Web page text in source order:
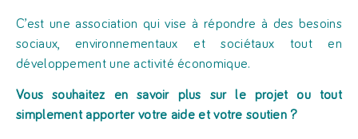
C’est une association qui vise à répondre à des besoins
sociaux, environnementaux et sociétaux tout en
développement une activité économique.
Vous souhaitez en savoir plus sur le projet ou tout
simplement apporter votre aide et votre soutien ?